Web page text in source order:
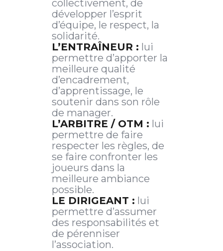
collectivement, de
développer l’esprit
d’équipe, le respect, la
solidarité.
L’ENTRAÎNEUR : lui
permettre d’apporter la
meilleure qualité
d’encadrement,
d’apprentissage, le
soutenir dans son rôle
de manager.
L’ARBITRE / OTM : lui
permettre de faire
respecter les règles, de
se faire confronter les
joueurs dans la
meilleure ambiance
possible.
LE DIRIGEANT : lui
permettre d’assumer
des responsabilités et
de pérenniser
l’association.